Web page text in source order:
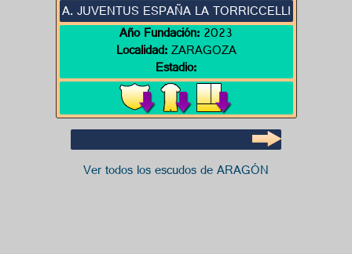
A. JUVENTUS ESPAÑA LA TORRICCELLI
Año Fundación:2023
Localidad:ZARAGOZA
Estadio:
Ver todos los escudos de ARAGÓN